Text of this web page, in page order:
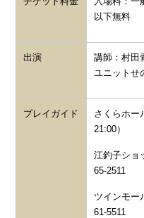
以下無料
出演
講師：村田
ユニットせ
プレイガイド
さくらホー
21:00）
江釣子シ
65-2511
ツインモー
61-5511